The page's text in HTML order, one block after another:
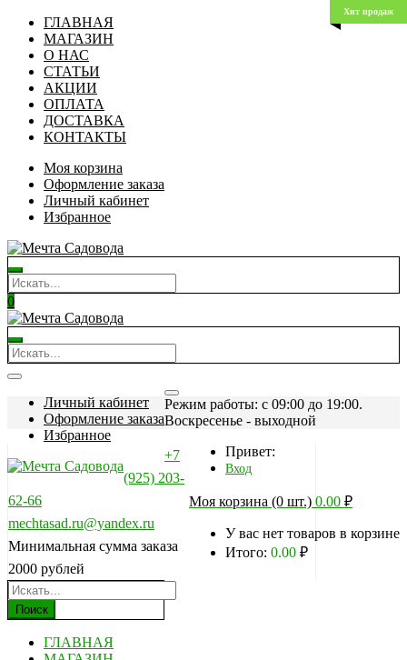
ГЛАВНАЯ
МАГАЗИН
О НАС
СТАТЬИ
АКЦИИ
ОПЛАТА
ДОСТАВКА
КОНТАКТЫ
Моя корзина
Оформление заказа
Личный кабинет
Избранное
0
Личный кабинет
Оформление заказа
Избранное
Режим работы: c 09:00 до 19:00.
Воскресенье - выходной
Привет:
Вход
Моя корзина (0 шт.) 0.00 ₽
У вас нет товаров в корзине
Итого: 0.00 ₽
+7
(925) 203-
62-66
mechtasad.ru@yandex.ru
Минимальная сумма заказа
2000 рублей
Поиск
ГЛАВНАЯ
Хит продаж